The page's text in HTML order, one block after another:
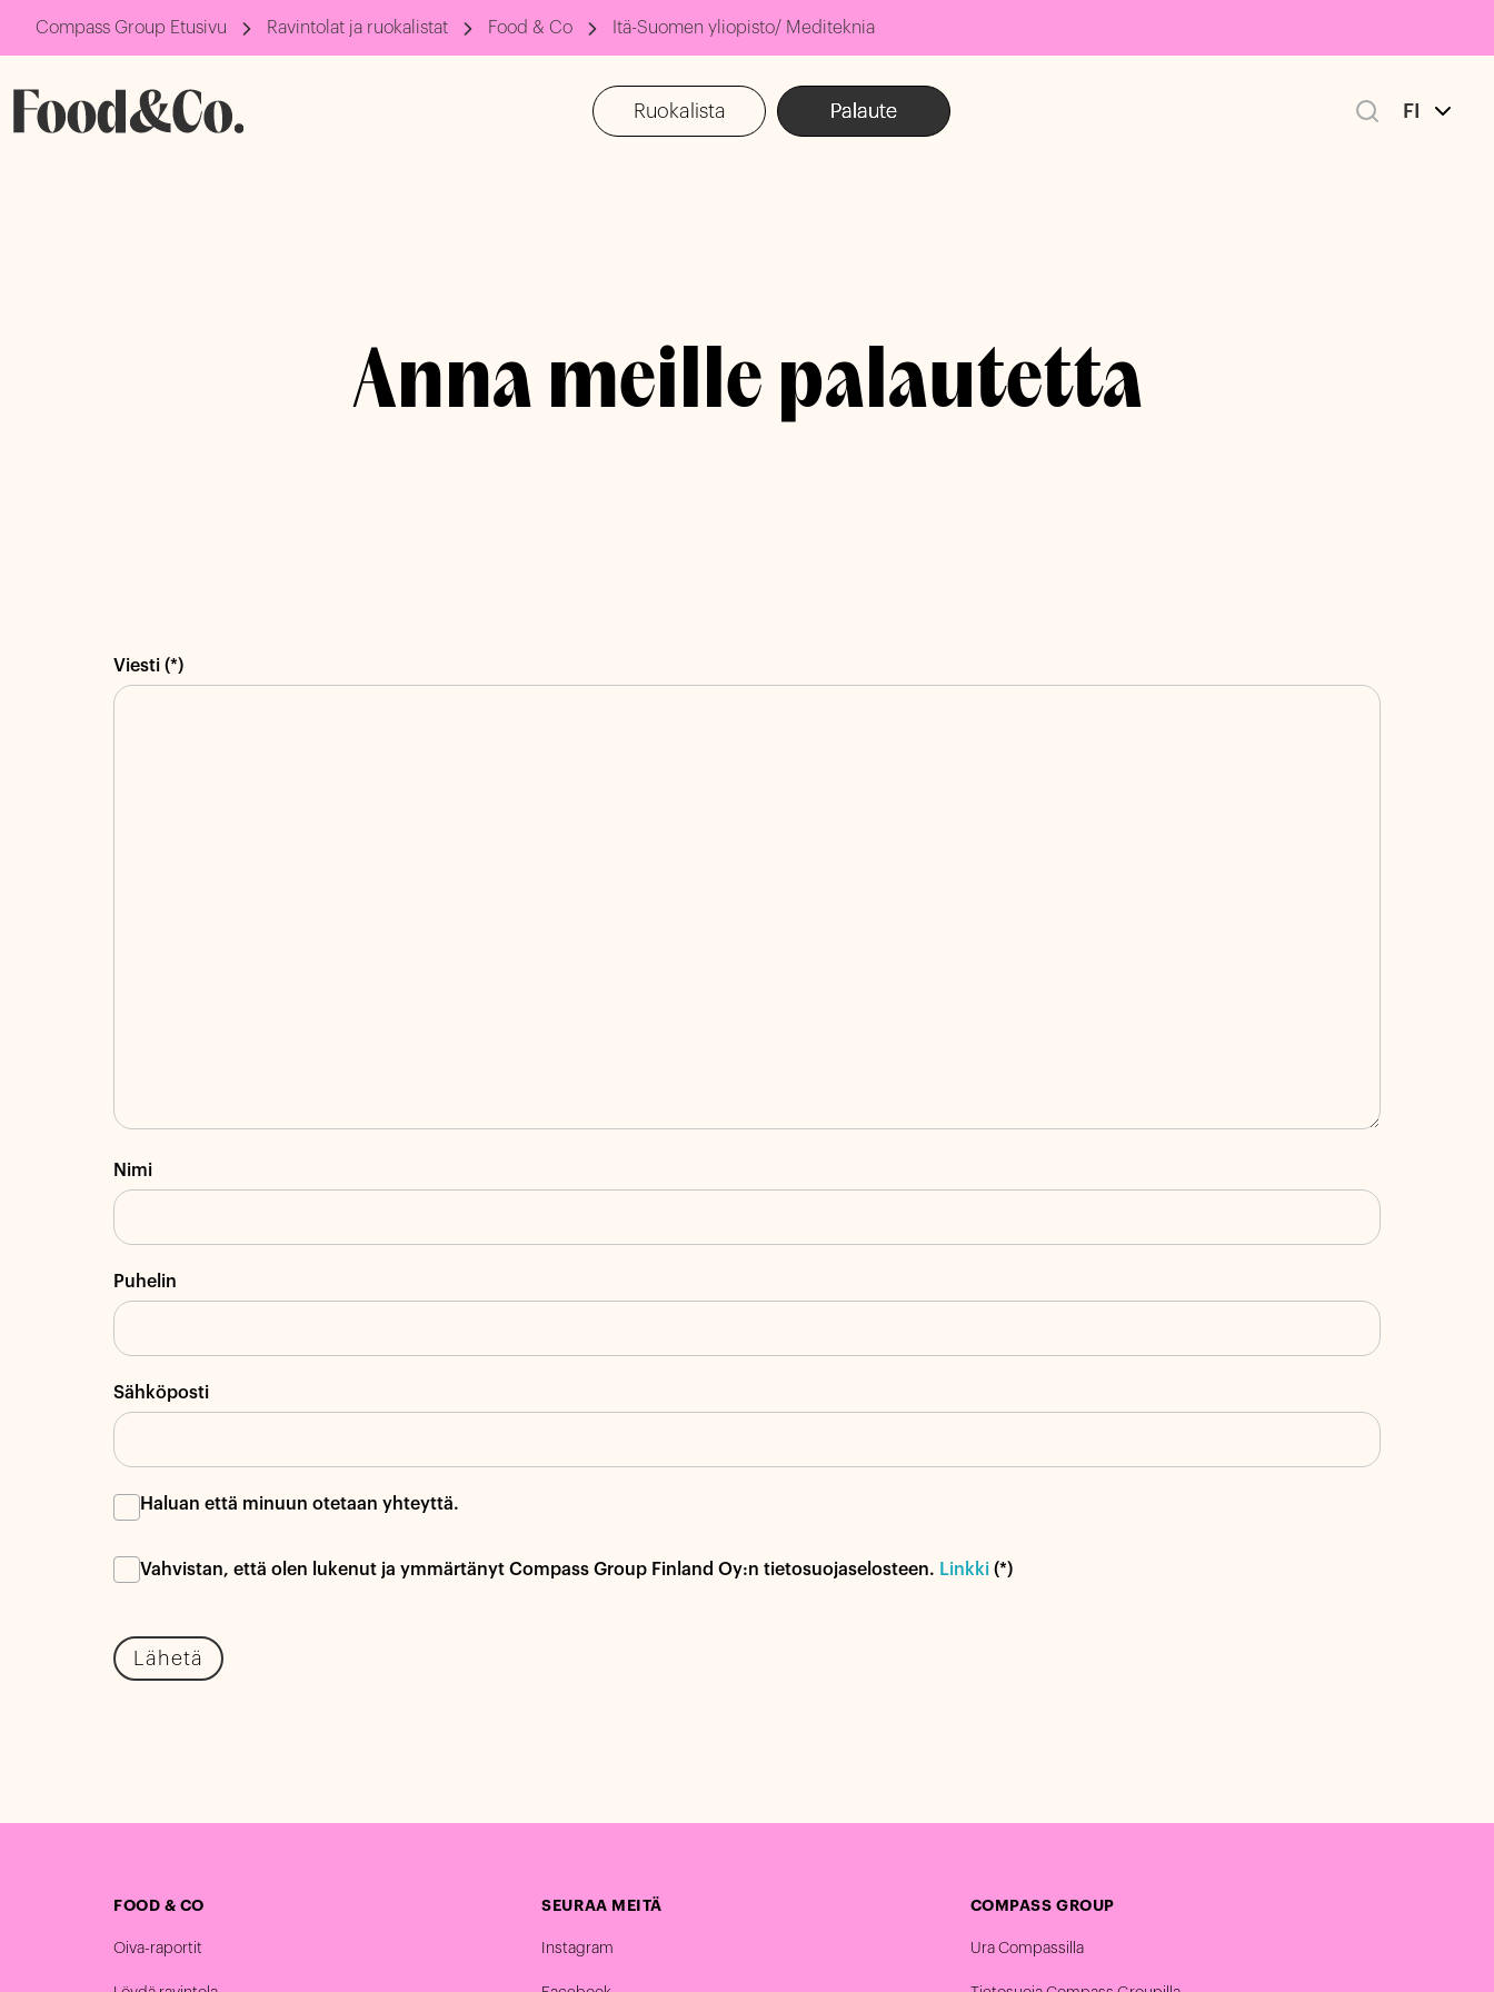
Compass Group Etusivu Ravintolat ja ruokalistat Food & Co Itä-Suomen yliopisto/ Mediteknia
Ruokalista Palaute FI
Anna meille palautetta
Viesti
Nimi
Puhelin
Sähköposti
Haluan että minuun otetaan yhteyttä.
Vahvistan, että olen lukenut ja ymmärtänyt Compass Group Finland Oy:n tietosuojaselosteen. Linkki (*)
Lähetä
FOOD & CO
Oiva-raportit
SEURAA MEITÄ
Instagram
COMPASS GROUP
Ura Compassilla